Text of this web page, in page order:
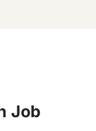
Job